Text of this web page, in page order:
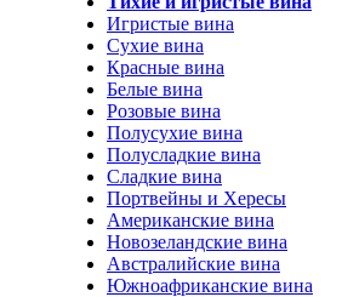
Игристые вина
Сухие вина
Красные вина
Белые вина
Розовые вина
Полусухие вина
Полусладкие вина
Сладкие вина
Портвейны и Хересы
Американские вина
Новозеландские вина
Австралийские вина
Южноафриканские вина